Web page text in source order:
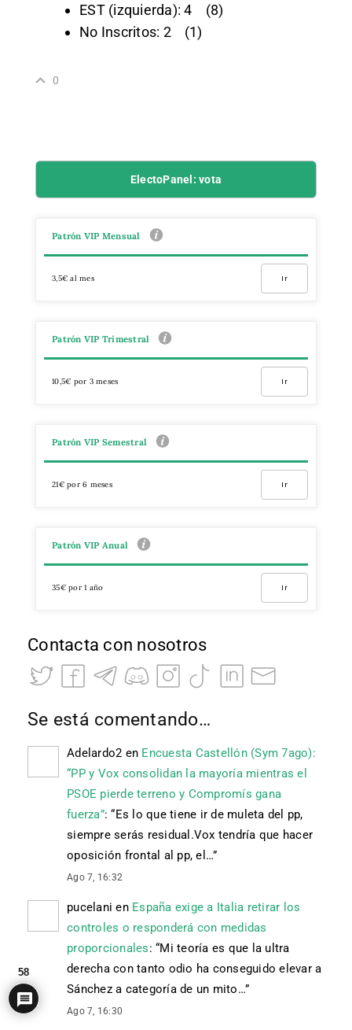
EST (izquierda): 4 (8)
No Inscritos: 2 (1)
0
ElectoPanel: vota
Patrón VIP Mensual
3,5€ al mes Ir
Patrón VIP Trimestral
10,5€ por 3 meses Ir
Patrón VIP Semestral
21€ por 6 meses Ir
Patrón VIP Anual
35€ por 1 año Ir
Contacta con nosotros
Se está comentando…
Adelardo2 en Encuesta Castellón (Sym 7ago):
“PP y Vox consolidan la mayoría mientras el
PSOE pierde terreno y Compromís gana
fuerza”: “Es lo que tiene ir de muleta del pp,
siempre serás residual.Vox tendría que hacer
oposición frontal al pp, el…”
Ago 7, 16:32
pucelani en España exige a Italia retirar los
controles o responderá con medidas
proporcionales: “Mi teoría es que la ultra
derecha con tanto odio ha conseguido elevar a
Sánchez a categoría de un mito…”
Ago 7, 16:30
58